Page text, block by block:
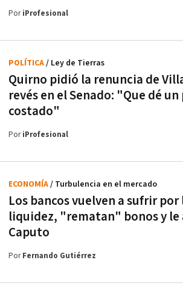
PoriProfesional
Quirno pidió la renuncia de
revés en el Senado: "Que dé un
costado"
POLÍTICA/ Ley de Tierras
PoriProfesional
Los bancos vuelven a sufrir
liquidez, "rematan" bonos y le
Caputo
ECONOMÍA/ Turbulencia en el mercado
PorFernando Gutiérrez